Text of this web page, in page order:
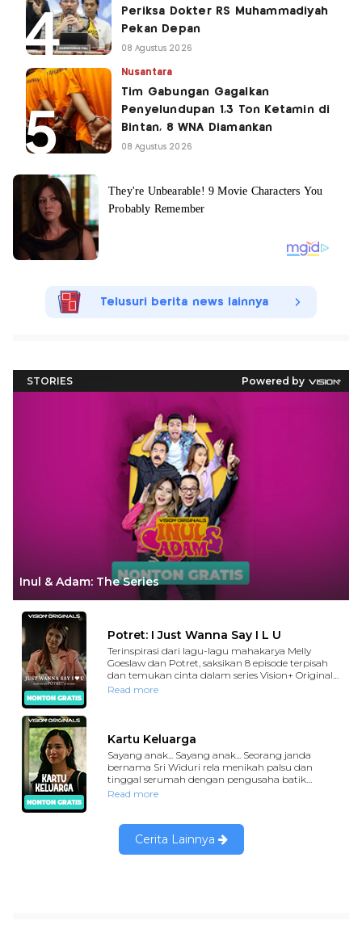
Periksa Dokter RS Muhammadiyah
Pekan Depan
08 Agustus 2026
Nusantara
Tim Gabungan Gagalkan
Penyelundupan 1,3 Ton Ketamin di
Bintan, 8 WNA Diamankan
08 Agustus 2026
Telusuri berita news lainnya